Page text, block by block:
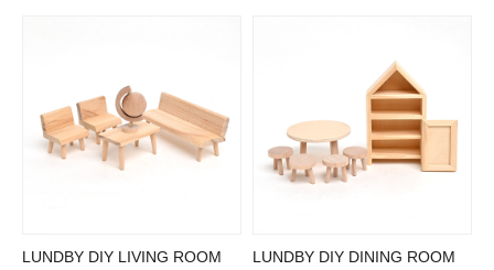
LUNDBY DIY LIVING ROOM
LUNDBY DIY DINING ROOM